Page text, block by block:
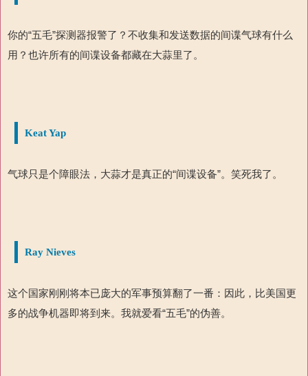
你的“五毛”探测器报警了？不收集和发送数据的间谍气球有什么
用？也许所有的间谍设备都藏在大蒜里了。
Keat Yap
气球只是个障眼法，大蒜才是真正的“间谍设备”。笑死我了。
Ray Nieves
这个国家刚刚将本已庞大的军事预算翻了一番：因此，比美国更
多的战争机器即将到来。 我就爱看“五毛”的伪善。